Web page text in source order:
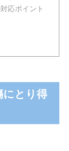
応ポイント
にとり得